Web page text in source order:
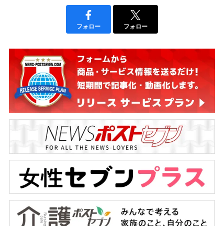
フォロー フォロー